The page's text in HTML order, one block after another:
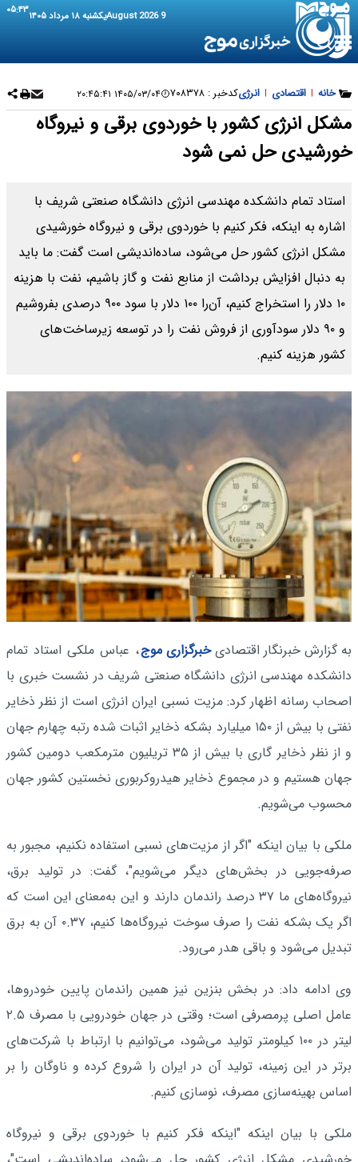
9 August 2026 یکشنبه ۱۸ مرداد ۱۴۰۵ ۰۵:۴۴
خانه | اقتصادی | انرژیکدخبر : ۷۰۸۳۷۸ ۱۴۰۵/۰۳/۰۴ ۲۰:۴۵:۴۱
مشکل انرژی کشور با خوردوی برقی و نیروگاه
خورشیدی حل نمی شود
استاد تمام دانشکده مهندسی انرژی دانشگاه صنعتی شریف با
اشاره به اینکه، فکر کنیم با خوردوی برقی و نیروگاه خورشیدی
مشکل انرژی کشور حل می‌شود، ساده‌اندیشی است گفت: ما باید
به دنبال افزایش برداشت از منابع نفت و گاز باشیم، نفت با هزینه
۱۰ دلار را استخراج کنیم، آن‌را ۱۰۰ دلار با سود ۹۰۰ درصدی بفروشیم
و ۹۰ دلار سودآوری از فروش نفت را در توسعه زیرساخت‌های
کشور هزینه کنیم.
به گزارش خبرنگار اقتصادیخبرگزاری موج، عباس ملکی استاد تمام
دانشکده مهندسی انرژی دانشگاه صنعتی شریف در نشست خبری با
اصحاب رسانه اظهار کرد: مزیت نسبی ایران انرژی است از نظر ذخایر
نفتی با بیش از ۱۵۰ میلیارد بشکه ذخایر اثبات شده رتبه چهارم جهان
و از نظر ذخایر گاری با بیش از ۳۵ تریلیون مترمکعب دومین کشور
جهان هستیم و در مجموع ذخایر هیدروکربوری نخستین کشور جهان
محسوب می‌شویم.
ملکی با بیان اینکه "اگر از مزیت‌های نسبی استفاده نکنیم، مجبور به
صرفه‌جویی در بخش‌های دیگر می‌شویم"، گفت: در تولید برق،
نیروگاه‌های ما ۳۷ درصد راندمان دارند و این به‌معنای این است که
اگر یک بشکه نفت را صرف سوخت نیروگاه‌ها کنیم، ۰.۳۷ آن به برق
تبدیل می‌شود و باقی هدر می‌رود.
وی ادامه داد: در بخش بنزین نیز همین راندمان پایین خودروها،
عامل اصلی پرمصرفی است؛ وقتی در جهان خودرویی با مصرف ۲.۵
لیتر در ۱۰۰ کیلومتر تولید می‌شود، می‌توانیم با ارتباط با شرکت‌های
برتر در این زمینه، تولید آن در ایران را شروع کرده و ناوگان را بر
اساس بهینه‌سازی مصرف، نوسازی کنیم.
ملکی با بیان اینکه "اینکه فکر کنیم با خوردوی برقی و نیروگاه